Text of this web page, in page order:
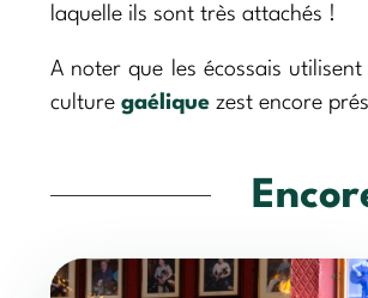
laquelle ils sont très attachés !
A noter que les écossais
culture gaélique zest encore